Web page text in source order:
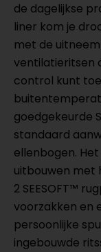
de dagelijkse
liner kom je
met de
ventilatieritsen
control kunt
goedgekeurde
standaard
ellenbogen.
uitbouwen met
2 SEESOFT™
voorzakken en
persoonlijke
ingebouwde